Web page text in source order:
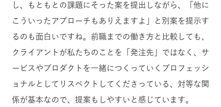
し、もともとの課題にそった案を提出しながら、「他に
こういったアプローチもありえますよ」と別案を提示す
るのも面白いですね。前職までの働き方と比較しても、
クライアントが私たちのことを「発注先」ではなく、サ
ービスやプロダクトを一緒につくっていくプロフェッシ
ョナルとしてリスペクトしてくださっている、対等な関
係が基本なので、提案もしやすいと感じています。